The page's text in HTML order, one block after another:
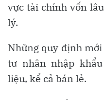
vực tài chính vốn
lý.
Những quy định
tư nhân nhập
liệu, kể cả bán lẻ.